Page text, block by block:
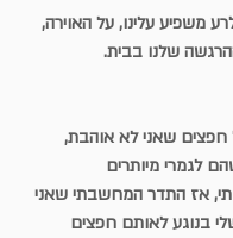
משפיע עלינו, על האוירה,
שלנו בבית.
חפצים שאני לא אוהבת,
לגמרי מיותרים
אז התדר המחשבתי שאני
בנוגע לאותם חפצים